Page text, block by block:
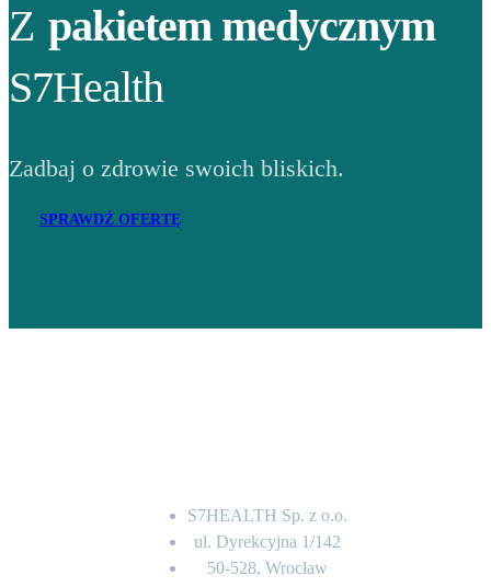
Z pakietem medycznym
S7Health
Zadbaj o zdrowie swoich bliskich.
SPRAWDŹ OFERTĘ
S7HEALTH Sp. z o.o.
ul. Dyrekcyjna 1/142
50-528, Wrocław